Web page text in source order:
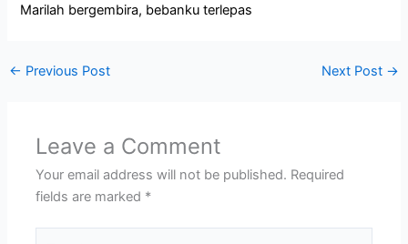
Marilah bergembira, bebanku terlepas
← Previous Post Next Post →
Leave a Comment
Your email address will not be published. Required
fields are marked *